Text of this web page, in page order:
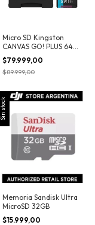
Micro SD Kingston
CANVAS GO! PLUS 64
GB
$79.999,00
$89.999,00
Sin stock
Memoria Sandisk Ultra
MicroSD 32GB
$15.999,00